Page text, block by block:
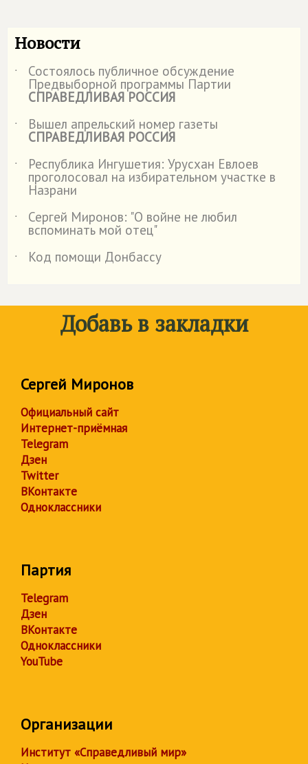
Новости
˙ Состоялось публичное обсуждение
Предвыборной программы Партии
СПРАВЕДЛИВАЯ РОССИЯ
˙
Вышел апрельский номер газеты
СПРАВЕДЛИВАЯ РОССИЯ
˙
Республика Ингушетия: Урусхан Евлоев
проголосовал на избирательном участке в
Назрани
˙
Сергей Миронов: "О войне не любил
вспоминать мой отец"
˙
Код помощи Донбассу
Добавь в закладки
Сергей Миронов
Официальный сайт
Интернет-приёмная
Telegram
Дзен
Twitter
ВКонтакте
Одноклассники
Партия
Telegram
Дзен
ВКонтакте
Одноклассники
YouTube
Организации
Институт «Справедливый мир»